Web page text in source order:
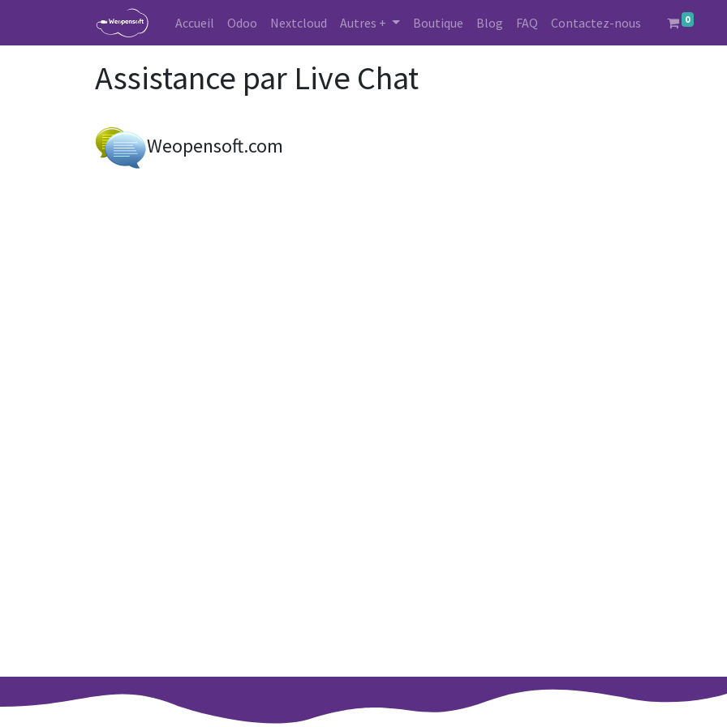
Accueil Odoo Nextcloud Autres + Boutique Blog FAQ Contactez-nous 0
Assistance par Live Chat
Weopensoft.com